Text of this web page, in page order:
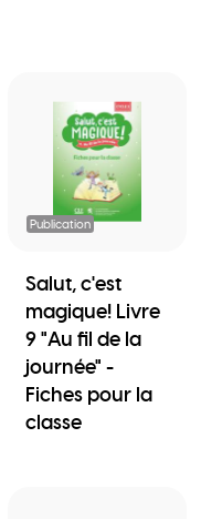
Publication
Salut, c'est
magique! Livre
9 "Au fil de la
journée" -
Fiches pour la
classe